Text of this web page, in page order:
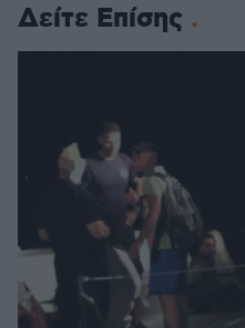
Δείτε Επίσης